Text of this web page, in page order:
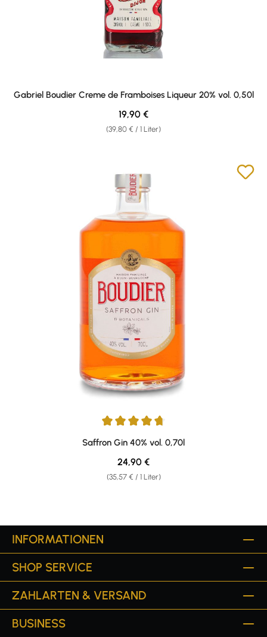
Gabriel Boudier Creme de Framboises Liqueur 20% vol. 0,50l
(39,80 € / 1 Liter)
Regulärer Preis:
19,90 €
Durchschnittliche Bewertung von 4.69 von 5 Sternen
Saffron Gin 40% vol. 0,70l
(35,57 € / 1 Liter)
Regulärer Preis:
24,90 €
INFORMATIONEN
SHOP SERVICE
ZAHLARTEN & VERSAND
BUSINESS